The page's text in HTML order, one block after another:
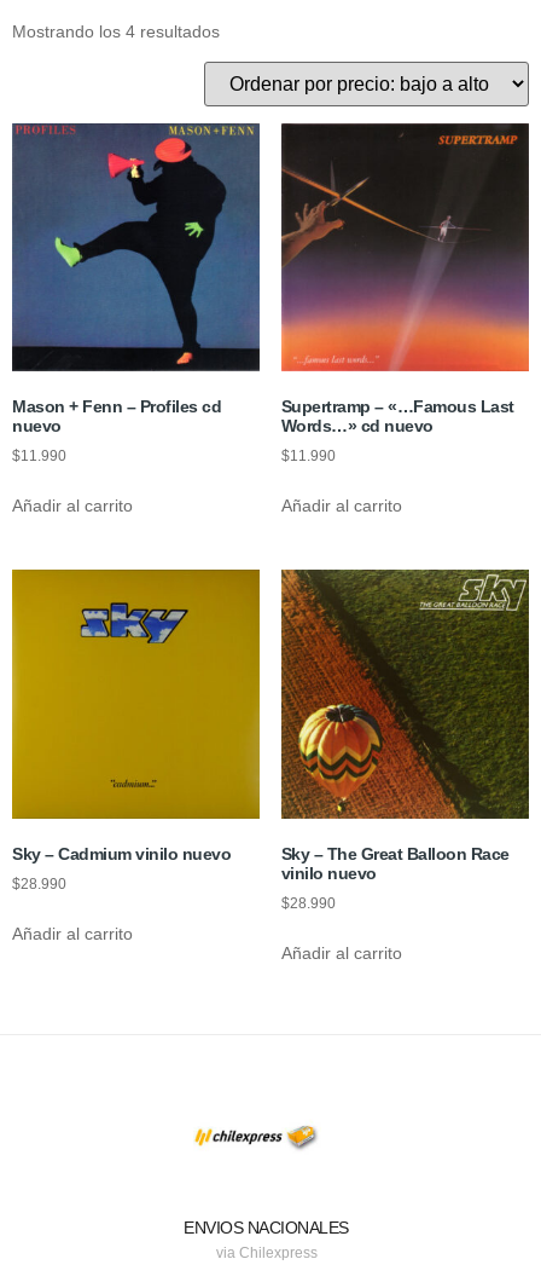
Mostrando los 4 resultados
Mason + Fenn – Profiles cd
nuevo
$11.990
Añadir al carrito
Supertramp – «…Famous Last
Words…» cd nuevo
$11.990
Añadir al carrito
Sky – Cadmium vinilo nuevo
$28.990
Añadir al carrito
Sky – The Great Balloon Race
vinilo nuevo
$28.990
Añadir al carrito
ENVIOS NACIONALES
via Chilexpress